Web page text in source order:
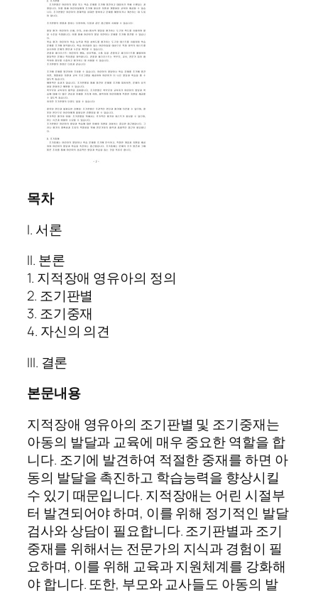
목차
I. 서론
II. 본론
1. 지적장애 영유아의 정의
2. 조기판별
3. 조기중재
4. 자신의 의견
III. 결론
본문내용
지적장애 영유아의 조기판별 및 조기중재는
아동의 발달과 교육에 매우 중요한 역할을 합
니다. 조기에 발견하여 적절한 중재를 하면 아
동의 발달을 촉진하고 학습능력을 향상시킬
수 있기 때문입니다. 지적장애는 어린 시절부
터 발견되어야 하며, 이를 위해 정기적인 발달
검사와 상담이 필요합니다. 조기판별과 조기
중재를 위해서는 전문가의 지식과 경험이 필
요하며, 이를 위해 교육과 지원체계를 강화해
야 합니다. 또한, 부모와 교사들도 아동의 발